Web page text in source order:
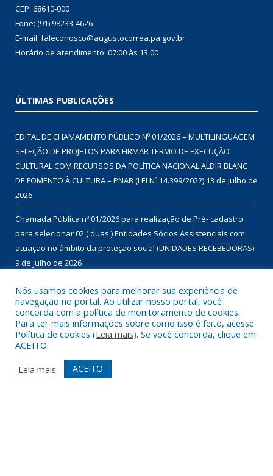
CEP: 68610-000
Fone: (91) 98233-4626
E-mail: faleconosco@augustocorrea.pa.gov.br
Horário de atendimento: 07:00 às 13:00
ÚLTIMAS PUBLICAÇÕES
EDITAL DE CHAMAMENTO PÚBLICO Nº 01/2026 – MULTILINGUAGEM
SELEÇÃO DE PROJETOS PARA FIRMAR TERMO DE EXECUÇÃO
CULTURAL COM RECURSOS DA POLÍTICA NACIONAL ALDIR BLANC
DE FOMENTO À CULTURA – PNAB (LEI Nº 14.399/2022) 13 de julho de
2026
Chamada Pública nº 01/2026 para realização de Pré- cadastro
para selecionar 02 ( duas ) Entidades Sócios Assistenciais com
atuação no âmbito da proteção social (UNIDADES RECEBEDORAS)
9 de julho de 2026
Chamada Pública nº 01/2026 para aquisição de gêneros
alimentícios da agricultura familiar, com dispensa de licitação, no
âmbito do Programa de Aquisição de Alimentos – modalidade
compra com doação simultânea – para doação às instituições
que assistam famílias em situação de desproteção social e
insegurança alimentar, conforme disposto no Termo de Adesão
nº 01460/2022.
9 de julho de 2026
Nós usamos cookies para melhorar sua experiência de
navegação no portal. Ao utilizar nosso portal, você
concorda com a política de monitoramento de cookies.
Para ter mais informações sobre como isso é feito, acesse
Política de cookies (Leia mais). Se você concorda, clique em
ACEITO.
Leia mais
ACEITO